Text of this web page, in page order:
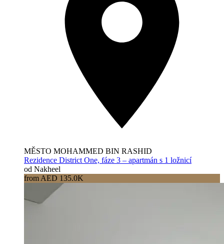
MĚSTO MOHAMMED BIN RASHID
Rezidence District One, fáze 3 – apartmán s 1 ložnicí
od Nakheel
from AED 135.0K